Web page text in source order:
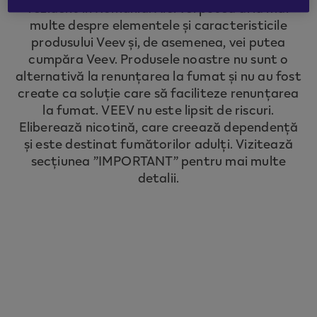
to redirect you to the country you are
located in.
CONTINUE
rezident în România. Aici vei putea afla mai
multe despre elementele și caracteristicile
produsului Veev și, de asemenea, vei putea
cumpăra Veev. Produsele noastre nu sunt o
alternativă la renunțarea la fumat și nu au fost
create ca soluție care să faciliteze renunțarea
la fumat. VEEV nu este lipsit de riscuri.
Eliberează nicotină, care creează dependență
și este destinat fumătorilor adulți. Vizitează
secțiunea ”IMPORTANT” pentru mai multe
detalii.